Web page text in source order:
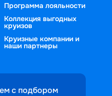
Программа лояльности
Коллекция выгодных
круизов
Круизные компании и
наши партнеры
с подбором